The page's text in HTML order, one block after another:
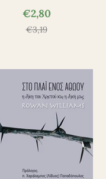
€2,80
€3,19